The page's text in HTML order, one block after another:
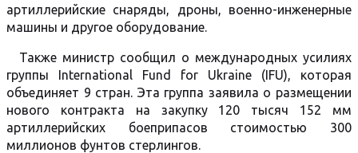
артиллерийские снаряды, дроны, военно-инженерные
машины и другое оборудование.
Также министр сообщил о международных усилиях
группы International Fund for Ukraine (IFU), которая
объединяет 9 стран. Эта группа заявила о размещении
нового контракта на закупку 120 тысяч 152 мм
артиллерийских боеприпасов стоимостью 300
миллионов фунтов стерлингов.